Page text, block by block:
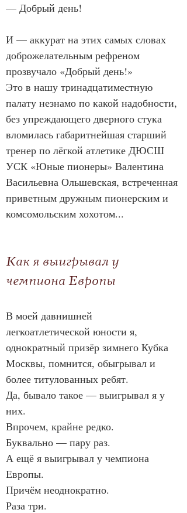
— Добрый день!
И — аккурат на этих самых словах
доброжелательным рефреном
прозвучало «Добрый день!»
Это в нашу тринадцатиместную
палату незнамо по какой надобности,
без упреждающего дверного стука
вломилась габаритнейшая старший
тренер по лёгкой атлетике ДЮСШ
УСК «Юные пионеры» Валентина
Васильевна Ольшевская, встреченная
приветным дружным пионерским и
комсомольским хохотом...
Как я выигрывал у
чемпиона Европы
В моей давнишней
легкоатлетической юности я,
однократный призёр зимнего Кубка
Москвы, помнится, обыгрывал и
более титулованных ребят.
Да, бывало такое — выигрывал я у
них.
Впрочем, крайне редко.
Буквально — пару раз.
А ещё я выигрывал у чемпиона
Европы.
Причём неоднократно.
Раза три.